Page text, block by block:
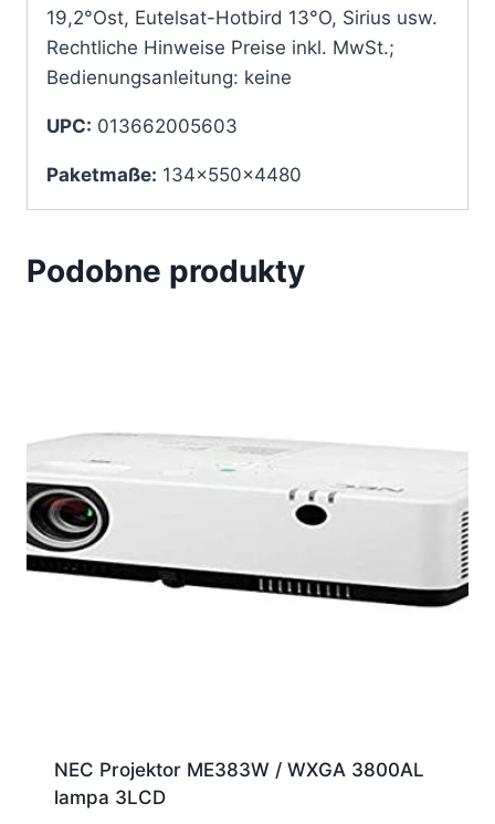
19,2°Ost, Eutelsat-Hotbird 13°O, Sirius usw.
Rechtliche Hinweise Preise inkl. MwSt.;
Bedienungsanleitung: keine
UPC: 013662005603
Paketmaße: 134x550x4480
Podobne produkty
NEC Projektor ME383W / WXGA 3800AL
lampa 3LCD